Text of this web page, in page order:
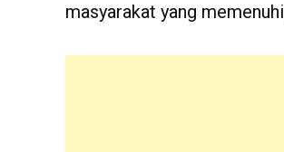
masyarakat yang